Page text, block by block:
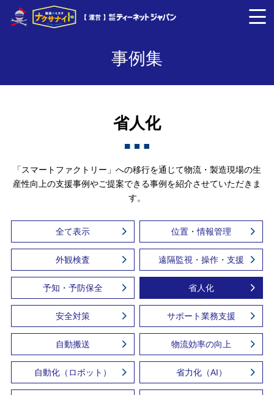
【 運営 】
事例集
省人化
「スマートファクトリー」への移行を通じて物流・製造現場の生
産性向上の支援事例やご提案できる事例を紹介させていただきま
す。
全て表示 位置・情報管理
外観検査 遠隔監視・操作・支援
予知・予防保全 省人化
安全対策 サポート業務支援
自動搬送 物流効率の向上
自動化（ロボット） 省力化（AI）